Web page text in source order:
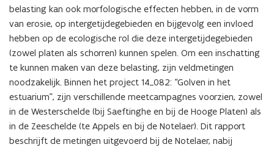
golfmetingen
de
Notelaer
(Rupelmonde)
belasting kan ook morfologische effecten hebben, in de vorm
van erosie, op intergetijdegebieden en bijgevolg een invloed
hebben op de ecologische rol die deze intergetijdegebieden
(zowel platen als schorren) kunnen spelen. Om een inschatting
te kunnen maken van deze belasting, zijn veldmetingen
noodzakelijk. Binnen het project 14_082: “Golven in het
estuarium”, zijn verschillende meetcampagnes voorzien, zowel
in de Westerschelde (bij Saeftinghe en bij de Hooge Platen) als
in de Zeeschelde (te Appels en bij de Notelaer). Dit rapport
beschrijft de metingen uitgevoerd bij de Notelaer, nabij